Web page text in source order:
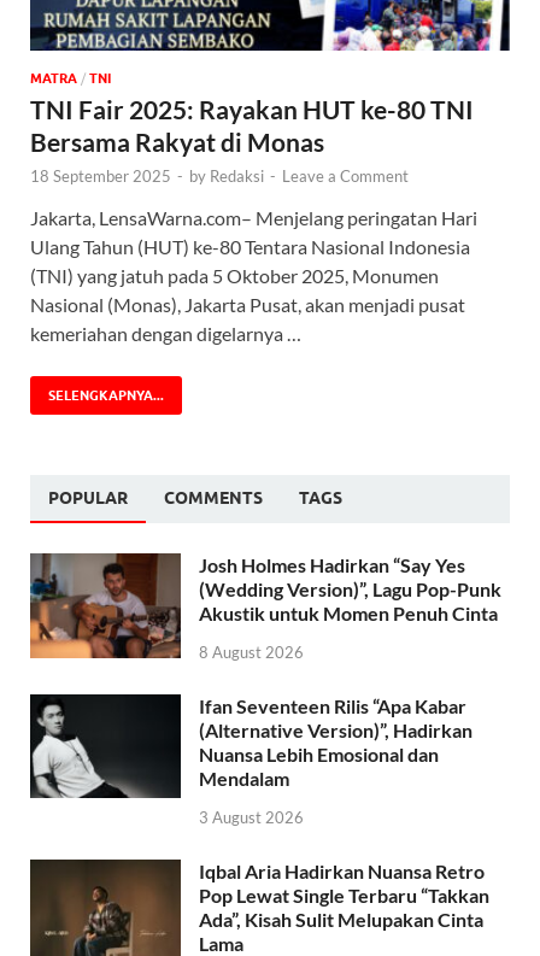
MATRA / TNI
TNI Fair 2025: Rayakan HUT ke-80 TNI
Bersama Rakyat di Monas
18 September 2025 - by Redaksi - Leave a Comment
Jakarta, LensaWarna.com– Menjelang peringatan Hari
Ulang Tahun (HUT) ke-80 Tentara Nasional Indonesia
(TNI) yang jatuh pada 5 Oktober 2025, Monumen
Nasional (Monas), Jakarta Pusat, akan menjadi pusat
kemeriahan dengan digelarnya …
SELENGKAPNYA...
POPULAR COMMENTS TAGS
Josh Holmes Hadirkan “Say Yes
(Wedding Version)”, Lagu Pop-Punk
Akustik untuk Momen Penuh Cinta
8 August 2026
Ifan Seventeen Rilis “Apa Kabar
(Alternative Version)”, Hadirkan
Nuansa Lebih Emosional dan
Mendalam
3 August 2026
Iqbal Aria Hadirkan Nuansa Retro
Pop Lewat Single Terbaru “Takkan
Ada”, Kisah Sulit Melupakan Cinta
Lama